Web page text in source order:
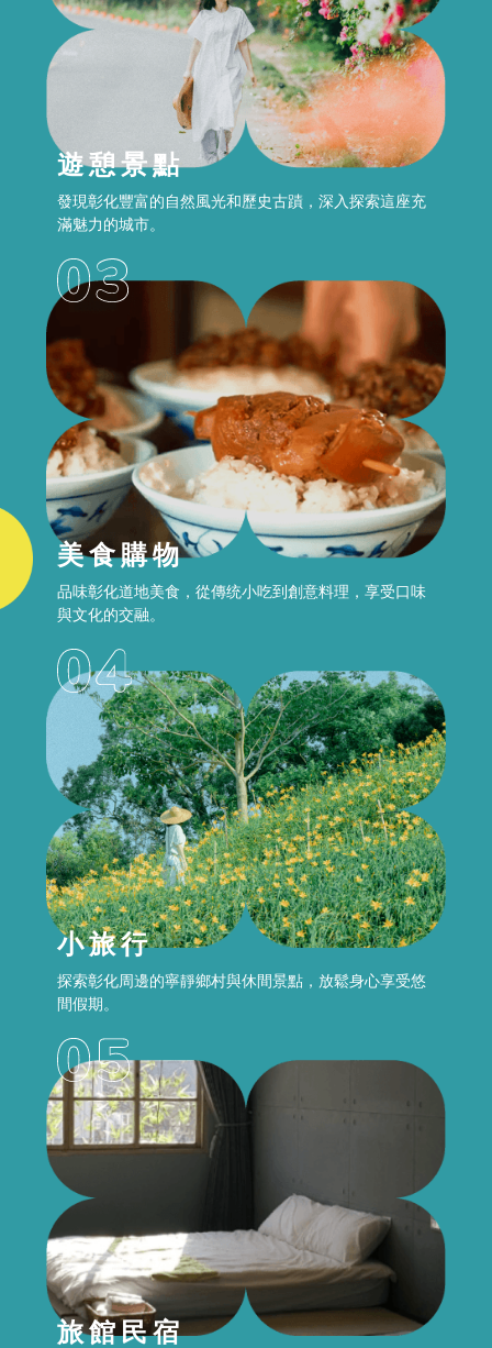
遊憩景點
發現彰化豐富的自然風光和歷史古蹟，深入探索這座充
滿魅力的城市。
美食購物
品味彰化道地美食，從傳统小吃到創意料理，享受口味
與文化的交融。
小旅行
探索彰化周邊的寧靜鄉村與休間景點，放鬆身心享受悠
間假期。
旅館民宿